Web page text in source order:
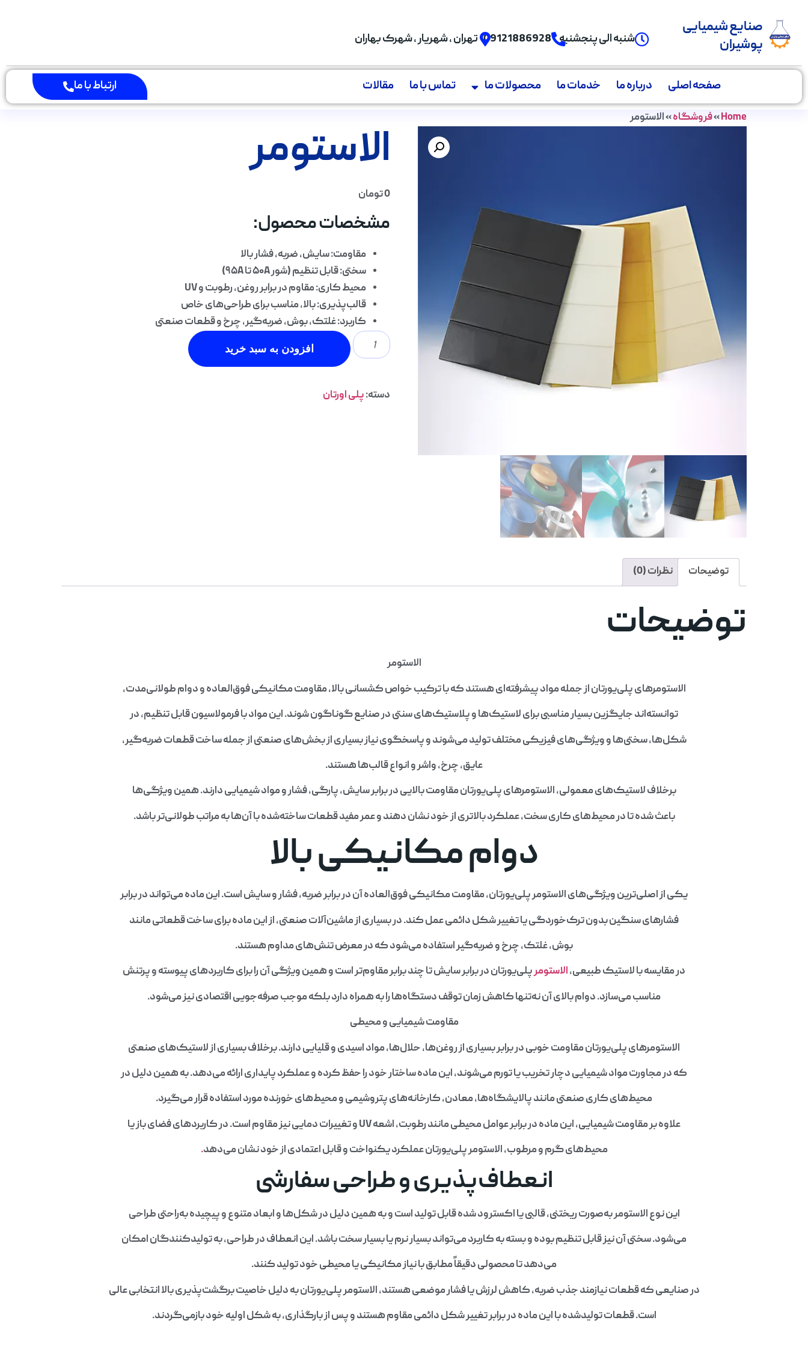
صنایع شیمیایی
پوشیران
شنبه الی پنجشنبه 09121886928 تهران , شهریار , شهرک بهاران
صفحه اصلی درباره ما خدمات ما محصولات ما تماس با ما مقالات ارتباط با ما
Home
»فروشگاه»الاستومر
الاستومر
0تومان
مشخصات محصول:
مقاومت: سایش، ضربه، فشار بالا
سختی: قابل تنظیم (شور ۵۰A تا ۹۵A)
محیط کاری: مقاوم در برابر روغن، رطوبت و UV
قالب‌پذیری: بالا، مناسب برای طراحی‌های خاص
کاربرد: غلتک، بوش، ضربه‌گیر، چرخ و قطعات صنعتی
افزودن به سبد خرید
دسته:پلی اورتان
توضیحات نظرات (0)
توضیحات
الاستومر
الاستومرهای پلی‌یورتان از جمله مواد پیشرفته‌ای هستند که با ترکیب خواص کشسانی بالا، مقاومت مکانیکی فوق‌العاده و دوام طولانی‌مدت،
توانسته‌اند جایگزین بسیار مناسبی برای لاستیک‌ها و پلاستیک‌های سنتی در صنایع گوناگون شوند. این مواد با فرمولاسیون قابل تنظیم، در
شکل‌ها، سختی‌ها و ویژگی‌های فیزیکی مختلف تولید می‌شوند و پاسخگوی نیاز بسیاری از بخش‌های صنعتی از جمله ساخت قطعات ضربه‌گیر،
عایق، چرخ، واشر و انواع قالب‌ها هستند.
برخلاف لاستیک‌های معمولی، الاستومرهای پلی‌یورتان مقاومت بالایی در برابر سایش، پارگی، فشار و مواد شیمیایی دارند. همین ویژگی‌ها
باعث شده تا در محیط‌های کاری سخت، عملکرد بالاتری از خود نشان دهند و عمر مفید قطعات ساخته‌شده با آن‌ها به مراتب طولانی‌تر باشد.
دوام مکانیکی بالا
یکی از اصلی‌ترین ویژگی‌های الاستومر پلی‌یورتان، مقاومت مکانیکی فوق‌العاده آن در برابر ضربه، فشار و سایش است. این ماده می‌تواند در برابر
فشارهای سنگین بدون ترک‌خوردگی یا تغییر شکل دائمی عمل کند. در بسیاری از ماشین‌آلات صنعتی، از این ماده برای ساخت قطعاتی مانند
بوش، غلتک، چرخ و ضربه‌گیر استفاده می‌شود که در معرض تنش‌های مداوم هستند.
در مقایسه با لاستیک طبیعی،الاستومرپلی‌یورتان در برابر سایش تا چند برابر مقاوم‌تر است و همین ویژگی آن را برای کاربردهای پیوسته و پرتنش
مناسب می‌سازد. دوام بالای آن نه‌تنها کاهش زمان توقف دستگاه‌ها را به همراه دارد بلکه موجب صرفه‌جویی اقتصادی نیز می‌شود.
مقاومت شیمیایی و محیطی
الاستومرهای پلی‌یورتان مقاومت خوبی در برابر بسیاری از روغن‌ها، حلال‌ها، مواد اسیدی و قلیایی دارند. برخلاف بسیاری از لاستیک‌های صنعتی
که در مجاورت مواد شیمیایی دچار تخریب یا تورم می‌شوند، این ماده ساختار خود را حفظ کرده و عملکرد پایداری ارائه می‌دهد. به همین دلیل در
محیط‌های کاری صنعتی مانند پالایشگاه‌ها، معادن، کارخانه‌های پتروشیمی و محیط‌های خورنده مورد استفاده قرار می‌گیرد.
علاوه بر مقاومت شیمیایی، این ماده در برابر عوامل محیطی مانند رطوبت، اشعه UV و تغییرات دمایی نیز مقاوم است. در کاربردهای فضای باز یا
محیط‌های گرم و مرطوب، الاستومر پلی‌یورتان عملکرد یکنواخت و قابل اعتمادی از خود نشان می‌دهد.
انعطاف‌پذیری و طراحی سفارشی
این نوع الاستومر به‌صورت ریختنی، قالبی یا اکسترود شده قابل تولید است و به همین دلیل در شکل‌ها و ابعاد متنوع و پیچیده به‌راحتی طراحی
می‌شود. سختی آن نیز قابل تنظیم بوده و بسته به کاربرد می‌تواند بسیار نرم یا بسیار سخت باشد. این انعطاف در طراحی، به تولیدکنندگان امکان
می‌دهد تا محصولی دقیقاً مطابق با نیاز مکانیکی یا محیطی خود تولید کنند.
در صنایعی که قطعات نیازمند جذب ضربه، کاهش لرزش یا فشار موضعی هستند، الاستومر پلی‌یورتان به دلیل خاصیت برگشت‌پذیری بالا انتخابی عالی
است. قطعات تولیدشده با این ماده در برابر تغییر شکل دائمی مقاوم هستند و پس از بارگذاری، به شکل اولیه خود بازمی‌گردند.